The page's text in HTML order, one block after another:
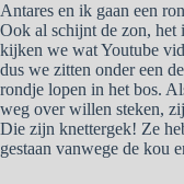
Antares en ik gaan een
Ook al schijnt de zon,
kijken we wat Youtube
dus we zitten onder een
rondje lopen in het bos.
weg over willen steken,
Die zijn knettergek! Ze
gestaan vanwege de kou